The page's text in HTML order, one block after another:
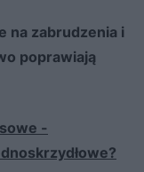
na zabrudzenia i
poprawiają
-